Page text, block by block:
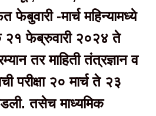
फेबुवारी -मार्च महिन्यामध्ये
२१ फेब्रुवारी २०२४ ते
तर माहिती तंत्रज्ञान व
परीक्षा २० मार्च ते २३
तसेच माध्यमिक